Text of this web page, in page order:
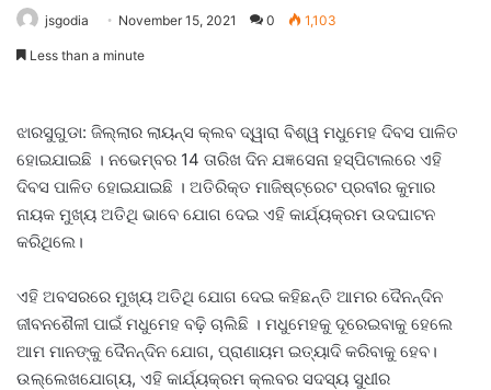
jsgodia November 15, 2021 0 1,103
Less than a minute
ଝାରସୁଗୁଡା: ଜିଲ୍ଲାର ଲାୟନ୍ସ କ୍ଲବ ଦ୍ୱାରା ବିଶ୍ୱ ମଧୁମେହ ଦିବସ ପାଳିତ
ହୋଇଯାଇଛି । ନଭେମ୍ବର 14 ତାରିଖ ଦିନ ଯଜ୍ଞସେନା ହସ୍ପିଟାଲରେ ଏହି
ଦିବସ ପାଳିତ ହୋଇଯାଇଛି । ଅତିରିକ୍ତ ମାଜିଷ୍ଟ୍ରେଟ ପ୍ରବୀର କୁମାର
ନାୟକ ମୁଖ୍ୟ ଅତିଥି ଭାବେ ଯୋଗ ଦେଇ ଏହି କାର୍ଯ୍ୟକ୍ରମ ଉଦଘାଟନ
କରିଥିଲେ।
ଏହି ଅବସରରେ ମୁଖ୍ୟ ଅତିଥି ଯୋଗ ଦେଇ କହିଛନ୍ତି ଆମର ଦୈନନ୍ଦିନ
ଜୀବନଶୈଳୀ ପାଇଁ ମଧୁମେହ ବଢ଼ି ଚାଲିଛି । ମଧୁମେହକୁ ଦୂରେଇବାକୁ ହେଲେ
ଆମ ମାନଙ୍କୁ ଦୈନନ୍ଦିନ ଯୋଗ, ପ୍ରାଣାୟମ ଇତ୍ୟାଦି କରିବାକୁ ହେବ।
ଉଲ୍ଲେଖଯୋଗ୍ୟ, ଏହି କାର୍ଯ୍ୟକ୍ରମ କ୍ଲବର ସଦସ୍ୟ ସୁଧୀର